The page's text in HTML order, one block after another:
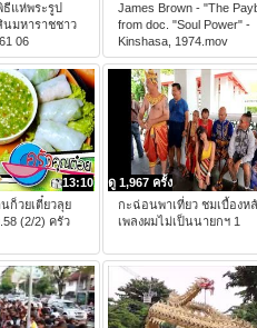
แห่พระรูป
นมหาราชชาว
06
James Brown - "The
from doc. "Soul Power" -
Kinshasa, 1974.mov
13:10
ก็วยเตี๋ยวลุย
(2/2) ครัว
ดู 1,967 ครั้ง
กะฉ่อนพาเที่ยว ชมเบื้องห
เพลงผมไม่เป็นนายกฯ 1